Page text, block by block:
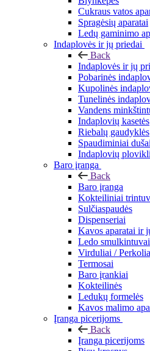
Cukraus vatos
Spragėsių aparatai
Ledų gaminimo
Indaplovės ir jų priedai
Back
Indaplovės ir jų
Pobarinės
Kupolinės
Tunelinės
Vandens
Indaplovių kasetės
Riebalų gaudyklės
Spaudiminiai dušai
Indaplovių
Baro įranga
Back
Baro įranga
Kokteiliniai
Sulčiaspaudės
Dispenseriai
Kavos aparatai ir
Ledo smulkintuvai
Virduliai /
Termosai
Baro įrankiai
Kokteilinės
Ledukų formelės
Kavos malimo
Įranga picerijoms
Back
Įranga picerijoms